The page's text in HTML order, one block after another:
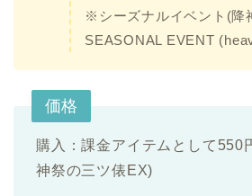
※シーズナルイベント(降
SEASONAL EVENT
価格
購入：課金アイテムとして550
神祭の三ツ俵EX)